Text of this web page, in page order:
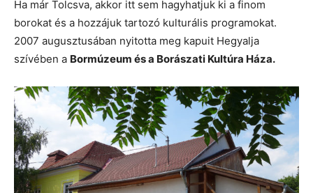
Ha már Tolcsva, akkor itt sem hagyhatjuk ki a finom
borokat és a hozzájuk tartozó kulturális programokat.
2007 augusztusában nyitotta meg kapuit Hegyalja
szívében a Bormúzeum és a Borászati Kultúra Háza.